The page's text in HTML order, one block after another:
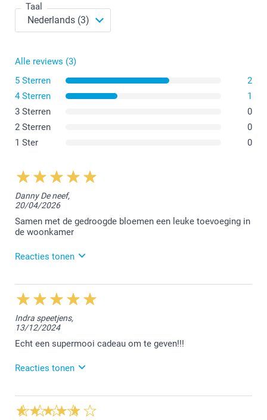
Taal
Alle reviews (3)
5 Sterren
2
4 Sterren
1
3 Sterren
0
2 Sterren
0
1 Ster
0
Danny De neef,
20/04/2026
Samen met de gedroogde bloemen een leuke toevoeging in
de woonkamer
Reacties tonen
5/05/2026
14:21
Beste Danny,
Hartelijk dank voor jouw mooie feedback. Geniet van
de fijne herinneringen.
Nathalie @smartphoto
Indra speetjens,
13/12/2024
Echt een supermooi cadeau om te geven!!!
Reacties tonen
19/12/2024
11:25